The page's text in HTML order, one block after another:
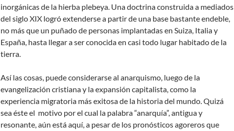
inorgánicas de la hierba plebeya. Una doctrina construida a mediados
del siglo XIX logró extenderse a partir de una base bastante endeble,
no más que un puñado de personas implantadas en Suiza, Italia y
España, hasta llegar a ser conocida en casi todo lugar habitado de la
tierra.
Así las cosas, puede considerarse al anarquismo, luego de la
evangelización cristiana y la expansión capitalista, como la
experiencia migratoria más exitosa de la historia del mundo. Quizá
sea éste el motivo por el cual la palabra “anarquía”, antigua y
resonante, aún está aquí, a pesar de los pronósticos agoreros que